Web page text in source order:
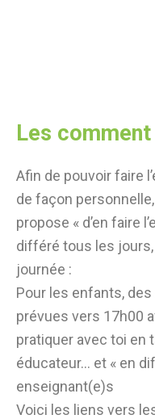
Les comment
Afin de pouvoir faire
de façon
propose « d’en faire
différé tous les
journée :
Pour les enfants,
prévues vers 17h00
pratiquer avec toi en
éducateur… et « en
enseignant(e)s
Voici les liens vers